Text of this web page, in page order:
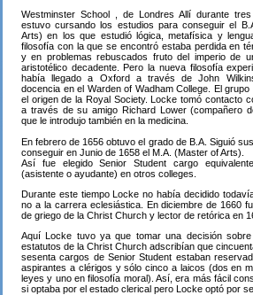
Westminster School , de Londres Allí durante
estuvo cursando los estudios para conseguir el
Arts) en los que estudió lógica, metafísica y
filosofía con la que se encontró estaba perdida en
y en problemas rebuscados fruto del imperio de
aristotélico decadente. Pero la nueva filosofía
había llegado a Oxford a través de John
docencia en el Warden of Wadham College. El
el origen de la Royal Society. Locke tomó contacto
a través de su amigo Richard Lower (compañero
que le introdujo también en la medicina.
En febrero de 1656 obtuvo el grado de B.A. Siguió
conseguir en Junio de 1658 el M.A. (Master of Arts).
Así fue elegido Senior Student cargo
(asistente o ayudante) en otros colleges.
Durante este tiempo Locke no había decidido
no a la carrera eclesiástica. En diciembre de 1660
de griego de la Christ Church y lector de retórica en
Aquí Locke tuvo ya que tomar una decisión
estatutos de la Christ Church adscribían que
sesenta cargos de Senior Student estaban
aspirantes a clérigos y sólo cinco a laicos (dos en
leyes y uno en filosofía moral). Así, era más fácil
si optaba por el estado clerical pero Locke optó por